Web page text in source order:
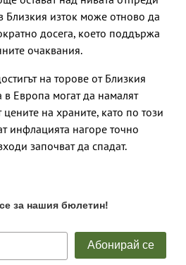
Близкия изток може отново да
досега, което поддържа
очаквания.
на торове от Близкия
в Европа могат да намалят
на храните, като по този
инфлацията нагоре точно
започват да спадат.